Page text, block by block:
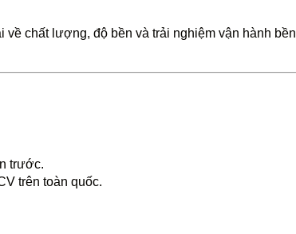
về chất lượng, độ bền và trải nghiệm vận hành bền
trước.
trên toàn quốc.